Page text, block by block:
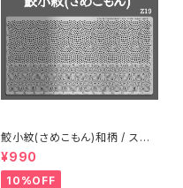
鮫小紋(さめこもん)和柄 / ステ
ンレス製ステンシル(z19)
¥990
10%OFF